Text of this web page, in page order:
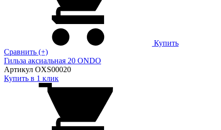
Купить
Сравнить (+)
Гильза аксиальная 20 ONDO
Артикул OXS00020
Купить в 1 клик